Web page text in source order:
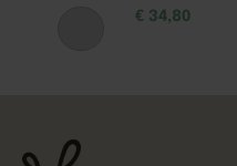
€ 34,80